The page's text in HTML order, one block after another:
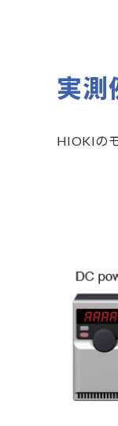
実測
HIOKIの